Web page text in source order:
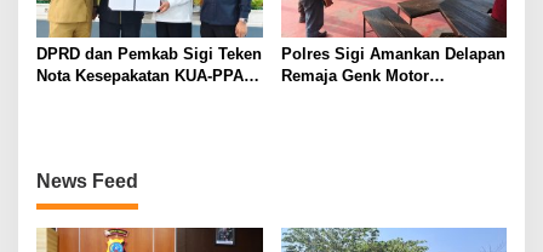
DPRD dan Pemkab Sigi Teken
Nota Kesepakatan KUA-PPAS
Polres Sigi Amankan Delapan
Remaja Genk Motor
News Feed